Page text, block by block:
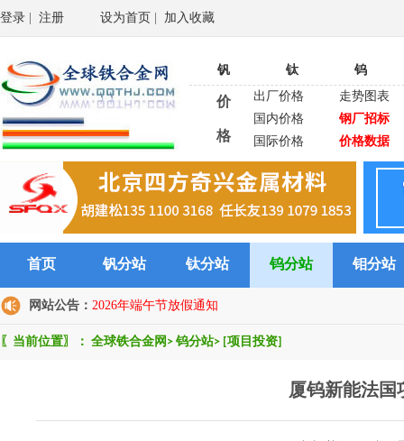
登录 注册 设为首页 加入收藏
钒 钛 钨
价
格
出厂价格
走势图表
国内价格
钢厂招标
国际价格
价格数据
首页 钒分站 钛分站 钨分站 钼分站
网站公告： 2026年端午节放假通知
〖当前位置〗： 全球铁合金网 > 钨分站> [项目投资]
厦钨新能法国